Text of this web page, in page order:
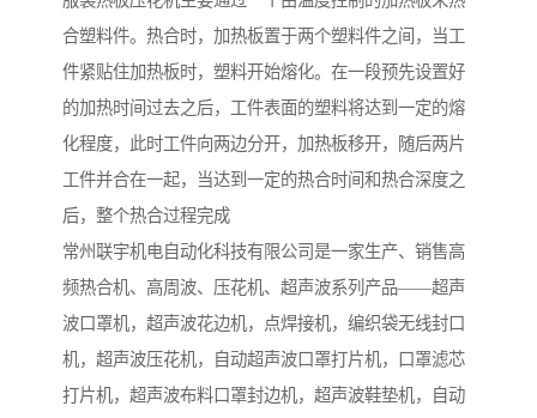
合塑料件。热合时，加热板置于两个塑料件之间，当工
件紧贴住加热板时，塑料开始熔化。在一段预先设置好
的加热时间过去之后，工件表面的塑料将达到一定的熔
化程度，此时工件向两边分开，加热板移开，随后两片
工件并合在一起，当达到一定的热合时间和热合深度之
后，整个热合过程完成
常州联宇机电自动化科技有限公司是一家生产、销售高
频热合机、高周波、压花机、超声波系列产品——超声
波口罩机，超声波花边机，点焊接机，编织袋无线封口
机，超声波压花机，自动超声波口罩打片机，口罩滤芯
打片机，超声波布料口罩封边机，超声波鞋垫机，自动